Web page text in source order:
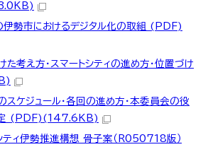
勢市におけるデジタル化の取組 (PDF)
考え方・スマートシティの進め方・位置づけ
ケジュール・各回の進め方・本委員会の役
定 (PDF)(147.6KB)
ィ伊勢推進構想 骨子案（R050718版）